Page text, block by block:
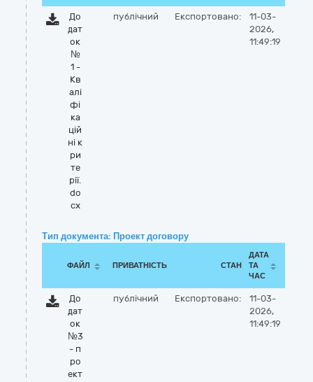
До
дат
ок
№
1 -
Кв
алі
фі
ка
цій
ні к
ри
те
рії.
do
cx
публічний Експортовано:
11-03-
2026,
11:49:19
Тип документа: Проект договору
ФАЙЛ ПРИВАТНІСТЬ СТАН
ДАТА
ТА
ЧАС
До
дат
ок
№3
- п
ро
ект
публічний Експортовано:
11-03-
2026,
11:49:19